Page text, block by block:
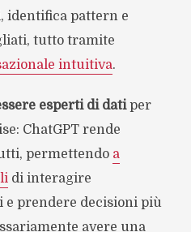
identifica pattern e
tutto tramite
intuitiva.
esperti di datiper
ChatGPT rende
permettendo a
di interagire
prendere decisioni più
avere una